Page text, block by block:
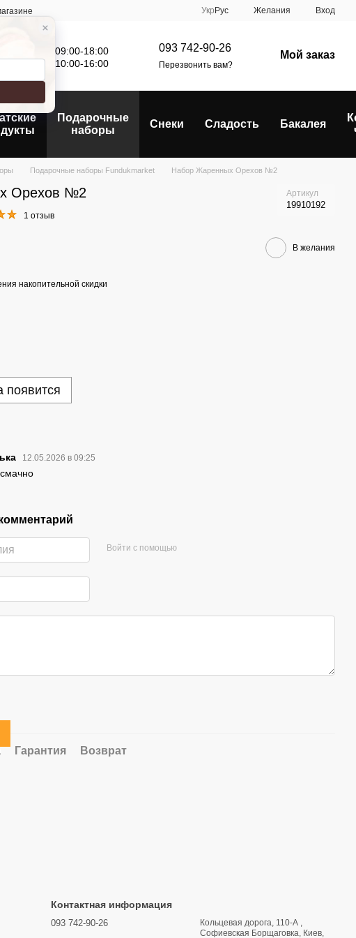
Укр Рус Желания Вход
пятница: 09:00-18:00
10:00-16:00
093 742-90-26
Перезвонить вам?
Мой заказ
Подарочные
наборы
Снеки Сладость Бакалея
Подарочные наборы Fundukmarket Набор Жаренных Орехов №2
Орехов №2 Артикул
19910192
1 отзыв
В желания
накопительной скидки
появится
12.05.2026 в 09:25
Войти с помощью
Гарантия Возврат
Контактная информация
093 742-90-26
Кольцевая дорога, 110-А ,
Софиевская Борщаговка, Киев,